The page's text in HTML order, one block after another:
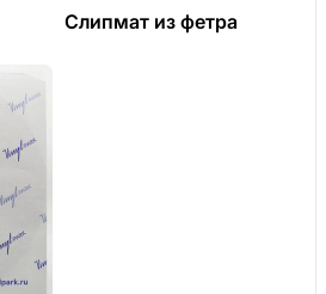
Слипмат из фетра